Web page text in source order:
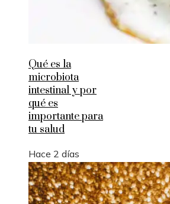
Qué es la
microbiota
intestinal y por
qué es
importante para
tu salud
Hace 2 días